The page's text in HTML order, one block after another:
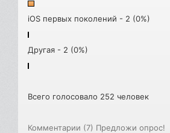
iOS первых поколений - 2 (0%)
Другая - 2 (0%)
Всего голосовало 252 человек
Комментарии (7) Предложи опрос!